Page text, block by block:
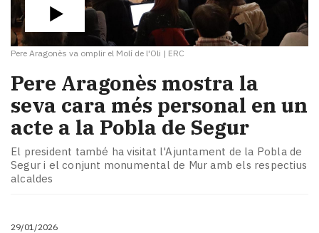
Pere Aragonès va omplir el Molí de l'Oli | ERC
Pere Aragonès mostra la
seva cara més personal en un
acte a la Pobla de Segur
El president també ha visitat l'Ajuntament de la Pobla de
Segur i el conjunt monumental de Mur amb els respectius
alcaldes
29/01/2026